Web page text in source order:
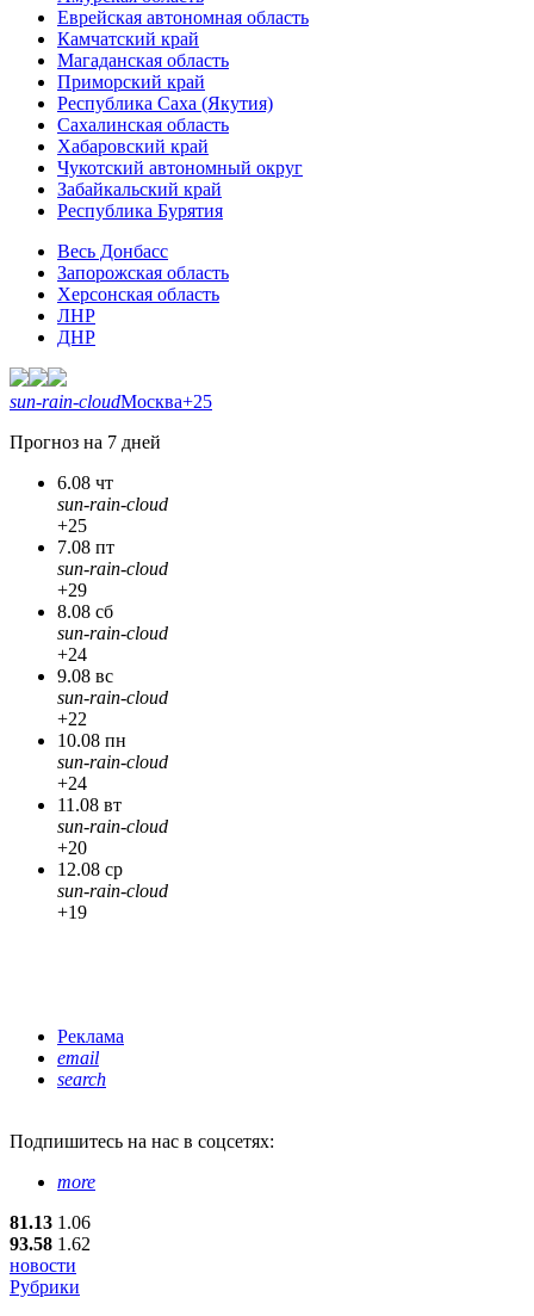
Еврейская автономная область
Камчатский край
Магаданская область
Приморский край
Республика Саха (Якутия)
Сахалинская область
Хабаровский край
Чукотский автономный округ
Забайкальский край
Республика Бурятия
Весь Донбасс
Запорожская область
Херсонская область
ЛНР
ДНР
sun-rain-cloudМосква+25
Прогноз на 7 дней
6.08 чт
sun-rain-cloud
+25
7.08 пт
sun-rain-cloud
+29
8.08 сб
sun-rain-cloud
+24
9.08 вс
sun-rain-cloud
+22
10.08 пн
sun-rain-cloud
+24
11.08 вт
sun-rain-cloud
+20
12.08 ср
sun-rain-cloud
+19
Реклама
email
search
Подпишитесь на нас в соцсетях:
more
81.13 1.06
93.58 1.62
новости
Рубрики